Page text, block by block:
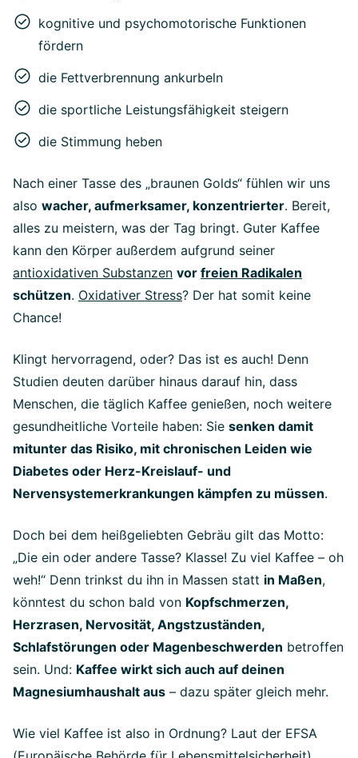
kognitive und psychomotorische Funktionen
fördern
die Fettverbrennung ankurbeln
die sportliche Leistungsfähigkeit steigern
die Stimmung heben
Nach einer Tasse des „braunen Golds“ fühlen wir uns
also wacher, aufmerksamer, konzentrierter. Bereit,
alles zu meistern, was der Tag bringt. Guter Kaffee
kann den Körper außerdem aufgrund seiner
antioxidativen Substanzen vor freien Radikalen
schützen. Oxidativer Stress? Der hat somit keine
Chance!
Klingt hervorragend, oder? Das ist es auch! Denn
Studien deuten darüber hinaus darauf hin, dass
Menschen, die täglich Kaffee genießen, noch weitere
gesundheitliche Vorteile haben: Sie senken damit
mitunter das Risiko, mit chronischen Leiden wie
Diabetes oder Herz-Kreislauf- und
Nervensystemerkrankungen kämpfen zu müssen.
Doch bei dem heißgeliebten Gebräu gilt das Motto:
„Die ein oder andere Tasse? Klasse! Zu viel Kaffee – oh
weh!“ Denn trinkst du ihn in Massen statt in Maßen,
könntest du schon bald von Kopfschmerzen,
Herzrasen, Nervosität, Angstzuständen,
Schlafstörungen oder Magenbeschwerden betroffen
sein. Und: Kaffee wirkt sich auch auf deinen
Magnesiumhaushalt aus – dazu später gleich mehr.
Wie viel Kaffee ist also in Ordnung? Laut der EFSA